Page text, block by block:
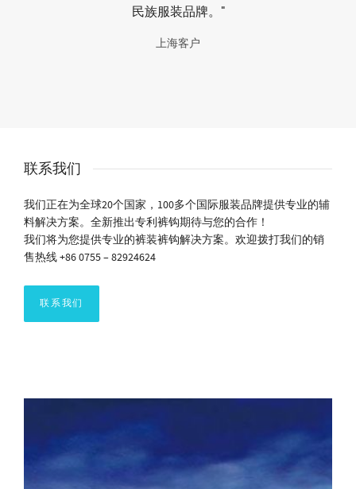
民族服装品牌。"
上海客户
联系我们
我们正在为全球20个国家，100多个国际服装品牌提供专业的辅
料解决方案。全新推出专利裤钩期待与您的合作！
我们将为您提供专业的裤装裤钩解决方案。欢迎拨打我们的销
售热线 +86 0755 – 82924624
联系我们